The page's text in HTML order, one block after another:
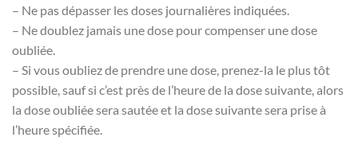
– Ne pas dépasser les doses journalières indiquées.
– Ne doublez jamais une dose pour compenser une dose
oubliée.
– Si vous oubliez de prendre une dose, prenez-la le plus tôt
possible, sauf si c’est près de l’heure de la dose suivante, alors
la dose oubliée sera sautée et la dose suivante sera prise à
l’heure spécifiée.